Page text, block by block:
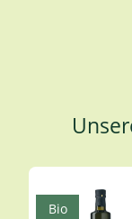
Produktgalerie
Bio